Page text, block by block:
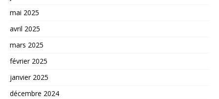
mai 2025
avril 2025
mars 2025
février 2025
janvier 2025
décembre 2024